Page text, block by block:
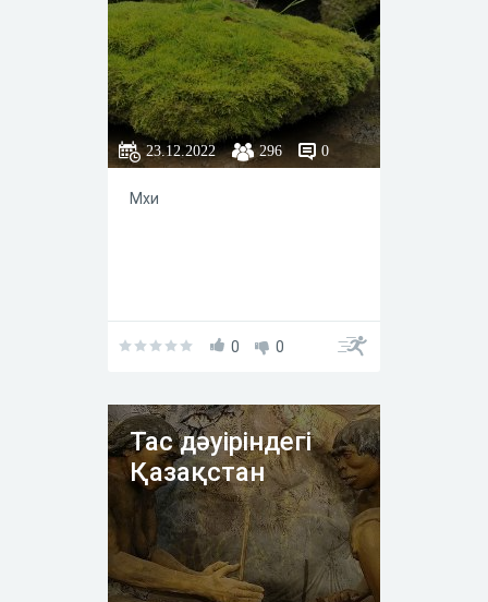
ᅠ ᅠ ᅠ ᅠ ᅠ ᅠ
23.12.2022 296 0
Мхи ᅠ ᅠ ᅠ ᅠ ᅠ ᅠ ᅠ ᅠ ᅠ ᅠ ᅠ
0 0
Тас дәуіріндегі
Қазақстан